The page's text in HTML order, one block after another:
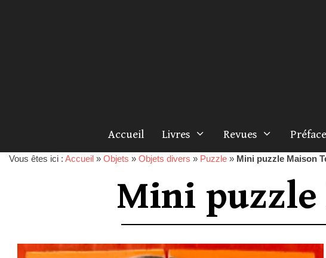
Accueil Livres Revues
Vous êtes ici : Accueil » Objets » Objets divers » Puzzle » Mini puzzle Maison
Mini